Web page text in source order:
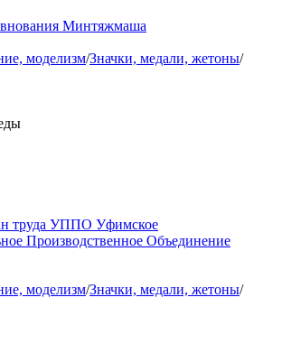
Минтяжмаша
моделизм/Значки, медали, жетоны/
труда УППО Уфимское
Производственное Объединение
моделизм/Значки, медали, жетоны/